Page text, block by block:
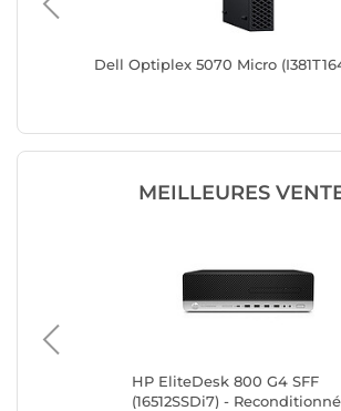
Dell Optiplex 5070 Micro
MEILLEURES
HP EliteDesk 800 G4 SFF
(16512SSDi7) - Reconditionné